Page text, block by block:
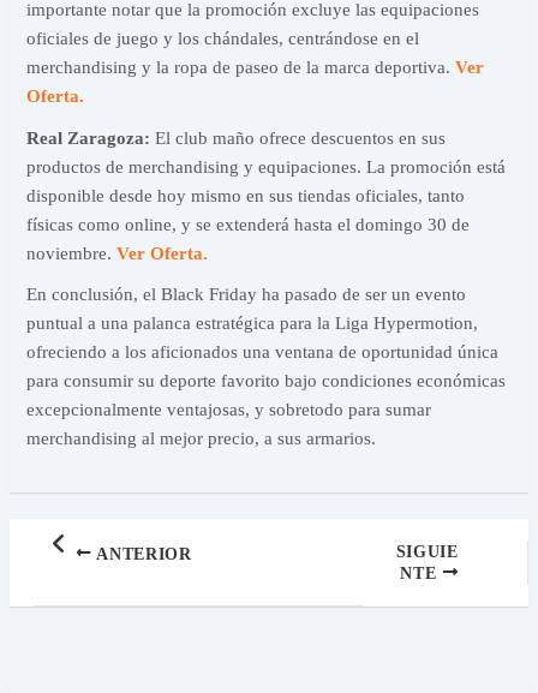
importante notar que la promoción excluye las equipaciones
oficiales de juego y los chándales, centrándose en el
merchandising y la ropa de paseo de la marca deportiva.Ver
Oferta.
Real Zaragoza: El club maño ofrece descuentos en sus
productos de merchandising y equipaciones. La promoción está
disponible desde hoy mismo en sus tiendas oficiales, tanto
físicas como online, y se extenderá hasta el domingo 30 de
noviembre.Ver Oferta.
En conclusión, el Black Friday ha pasado de ser un evento
puntual a una palanca estratégica para la Liga Hypermotion,
ofreciendo a los aficionados una ventana de oportunidad única
para consumir su deporte favorito bajo condiciones económicas
excepcionalmente ventajosas, y sobretodo para sumar
merchandising al mejor precio, a sus armarios.
ANTERIOR
SIGUIE
NTE